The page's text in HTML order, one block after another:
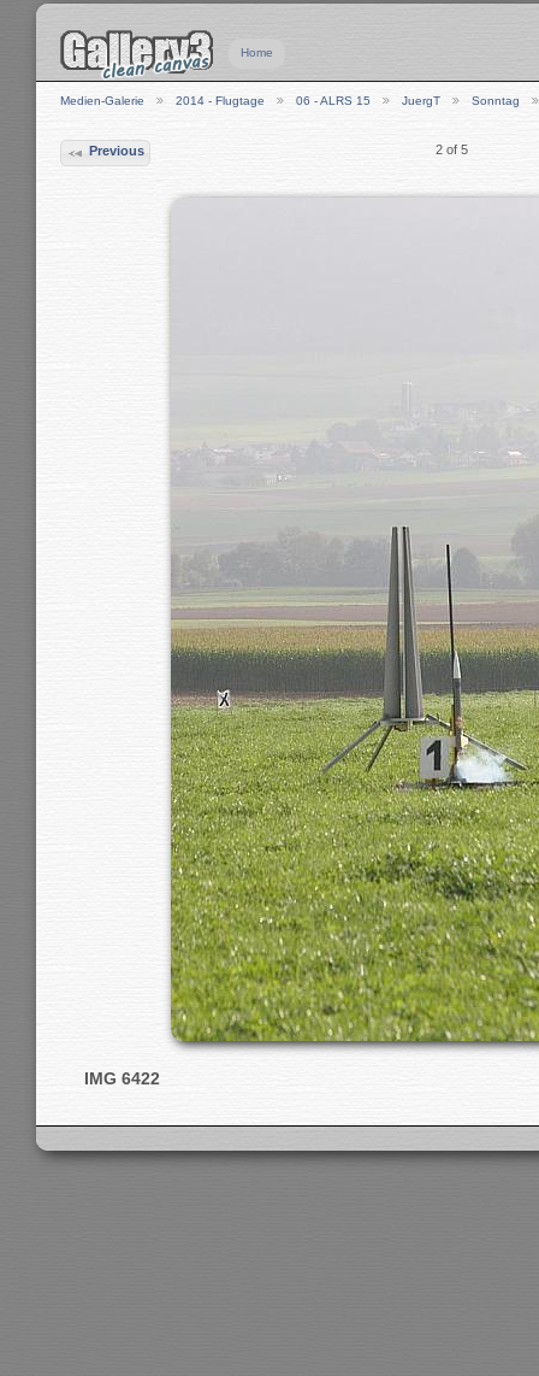
Home
Medien-Galerie 2014 - Flugtage 06 - ALRS 15 JuergT Sonntag
Previous 2 of 5
IMG 6422